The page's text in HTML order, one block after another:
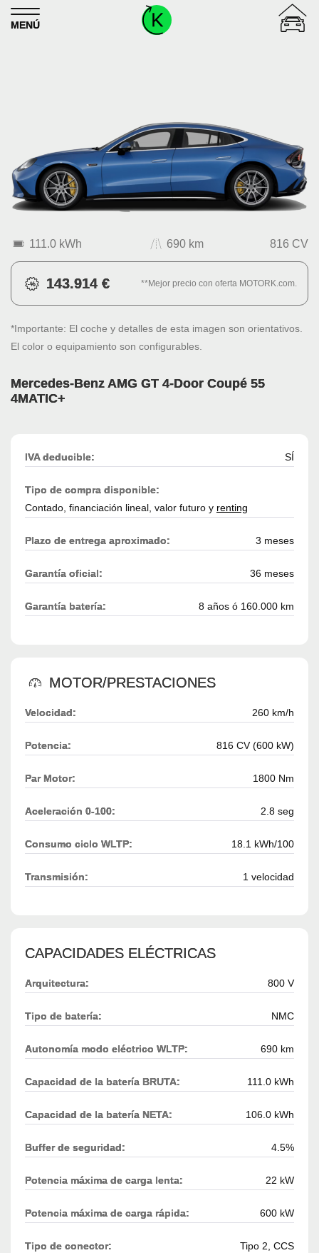
Skip to content
MENÚ
111.0 kWh 690 km 816 CV
143.914 € **Mejor precio con oferta MOTORK.com.
*Importante: El coche y detalles de esta imagen son orientativos.
El color o equipamiento son configurables.
Mercedes-Benz AMG GT 4-Door Coupé 55
4MATIC+
IVA deducible: SÍ
Tipo de compra disponible:
Contado, financiación lineal, valor futuro y renting
Plazo de entrega aproximado: 3 meses
Garantía oficial: 36 meses
Garantía batería: 8 años ó 160.000 km
MOTOR/PRESTACIONES
Velocidad: 260 km/h
Potencia: 816 CV (600 kW)
Par Motor: 1800 Nm
Aceleración 0-100: 2.8 seg
Consumo ciclo WLTP: 18.1 kWh/100
Transmisión: 1 velocidad
CAPACIDADES ELÉCTRICAS
Arquitectura: 800 V
Tipo de batería: NMC
Autonomía modo eléctrico WLTP: 690 km
Capacidad de la batería BRUTA: 111.0 kWh
Capacidad de la batería NETA: 106.0 kWh
Buffer de seguridad: 4.5%
Potencia máxima de carga lenta: 22 kW
Potencia máxima de carga rápida: 600 kW
Tipo de conector: Tipo 2, CCS